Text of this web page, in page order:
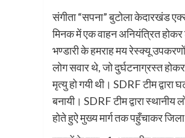
संगीता “सपना” बुटोला केदारखंड
मिनक में एक वाहन अनियंत्रित होकर
भण्डारी के हमराह मय रेस्क्यू
लोग सवार थे, जो दुर्घटनाग्रस्त
मृत्यु हो गयी थी। SDRF टीम
बनायी। SDRF टीम द्वारा
होते हुऐ मुख्य मार्ग तक पहुँचाकर